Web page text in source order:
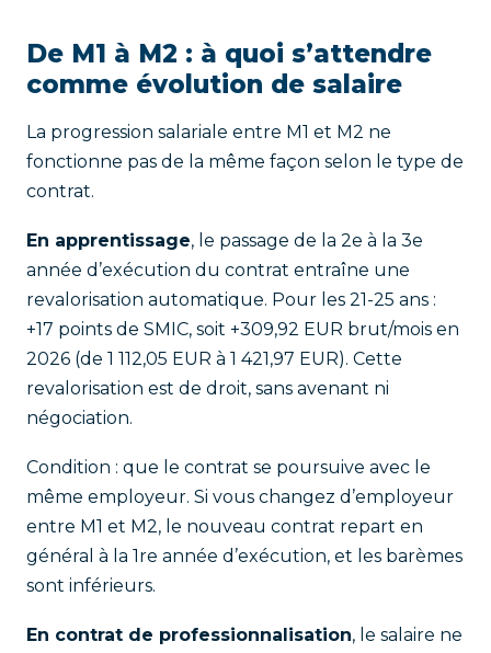
De M1 à M2 : à quoi s’attendre
comme évolution de salaire
La progression salariale entre M1 et M2 ne
fonctionne pas de la même façon selon le type de
contrat.
En apprentissage, le passage de la 2e à la 3e
année d’exécution du contrat entraîne une
revalorisation automatique. Pour les 21-25 ans :
+17 points de SMIC, soit +309,92 EUR brut/mois en
2026 (de 1 112,05 EUR à 1 421,97 EUR). Cette
revalorisation est de droit, sans avenant ni
négociation.
Condition : que le contrat se poursuive avec le
même employeur. Si vous changez d’employeur
entre M1 et M2, le nouveau contrat repart en
général à la 1re année d’exécution, et les barèmes
sont inférieurs.
En contrat de professionnalisation, le salaire ne